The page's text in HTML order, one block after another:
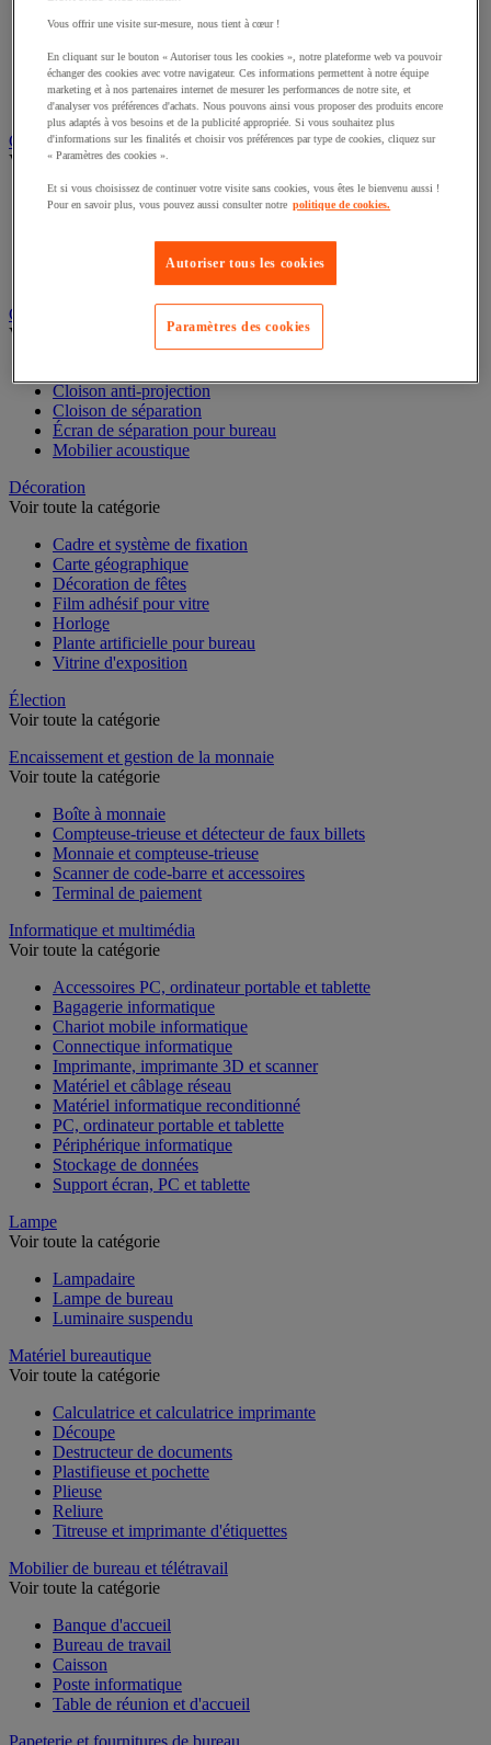
Chauffage
Rafraîchisseur d'air
Traitement de l'air
Ventilateur
Classement et archivage
Voir toute la catégorie
Accessoires de classement pour le bureau
Chemise et trieur
Classeur, intercalaire et pochette
Cloison et mobilier acoustique
Voir toute la catégorie
Cloison anti-projection
Cloison de séparation
Écran de séparation pour bureau
Mobilier acoustique
Décoration
Voir toute la catégorie
Cadre et système de fixation
Carte géographique
Décoration de fêtes
Film adhésif pour vitre
Horloge
Plante artificielle pour bureau
Vitrine d'exposition
Élection
Voir toute la catégorie
Encaissement et gestion de la monnaie
Voir toute la catégorie
Boîte à monnaie
Compteuse-trieuse et détecteur de faux billets
Monnaie et compteuse-trieuse
Scanner de code-barre et accessoires
Terminal de paiement
Informatique et multimédia
Voir toute la catégorie
Accessoires PC, ordinateur portable et tablette
Bagagerie informatique
Chariot mobile informatique
Connectique informatique
Imprimante, imprimante 3D et scanner
Matériel et câblage réseau
Matériel informatique reconditionné
PC, ordinateur portable et tablette
Périphérique informatique
Stockage de données
Support écran, PC et tablette
Lampe
Voir toute la catégorie
Lampadaire
Lampe de bureau
Luminaire suspendu
Matériel bureautique
Voir toute la catégorie
Calculatrice et calculatrice imprimante
Découpe
Destructeur de documents
Plastifieuse et pochette
Plieuse
Reliure
Titreuse et imprimante d'étiquettes
Mobilier de bureau et télétravail
Voir toute la catégorie
Banque d'accueil
Bureau de travail
Caisson
Poste informatique
Table de réunion et d'accueil
Papeterie et fournitures de bureau
Vous offrir une visite sur-mesure, nous tient à cœur !
En cliquant sur le bouton « Autoriser tous les cookies », notre plateforme web va pouvoir
échanger des cookies avec votre navigateur. Ces informations permettent à notre équipe
marketing et à nos partenaires internet de mesurer les performances de notre site, et
d'analyser vos préférences d'achats. Nous pouvons ainsi vous proposer des produits encore
plus adaptés à vos besoins et de la publicité appropriée. Si vous souhaitez plus
d'informations sur les finalités et choisir vos préférences par type de cookies, cliquez sur
« Paramètres des cookies ».
Et si vous choisissez de continuer votre visite sans cookies, vous êtes le bienvenu aussi !
Pour en savoir plus, vous pouvez aussi consulter notre politique de cookies.
Autoriser tous les cookies
Paramètres des cookies